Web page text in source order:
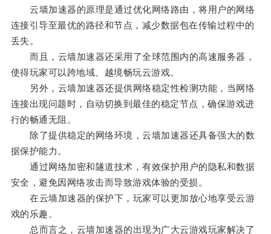
云墙加速器的原理是通过优化网络路由，将用户的网络
连接引导至最优的路径和节点，减少数据包在传输过程中的
丢失。
而且，云墙加速器还采用了全球范围内的高速服务器，
使得玩家可以跨地域、越境畅玩云游戏。
另外，云墙加速器还提供网络稳定性检测功能，当网络
连接出现问题时，自动切换到最佳的稳定节点，确保游戏进
行的畅通无阻。
除了提供稳定的网络环境，云墙加速器还具备强大的数
据保护能力。
通过网络加密和隧道技术，有效保护用户的隐私和数据
安全，避免因网络攻击而导致游戏体验的受损。
在云墙加速器的保护下，玩家可以更加放心地享受云游
戏的乐趣。
总而言之，云墙加速器的出现为广大云游戏玩家解决了